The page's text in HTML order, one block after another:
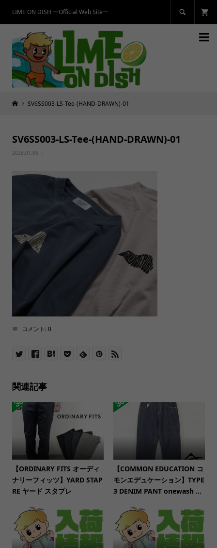
LIME ON DISH ーOfficial Web Siteー 

SV6SS003-LS-Tee-(HAND-DRAWN)-01
SV6SS003-LS-Tee-(HAND-DRAWN)-01
2026.01.05
コメント:0
関連記事
【ORDINARY FITS オーディ
ナリーフィッツ】YARD STAP
RE ヤード スタプレ
【COMMON EDUCATION コ
モンエデュケーション】TYPE
3 DENIM PANT onewash ...